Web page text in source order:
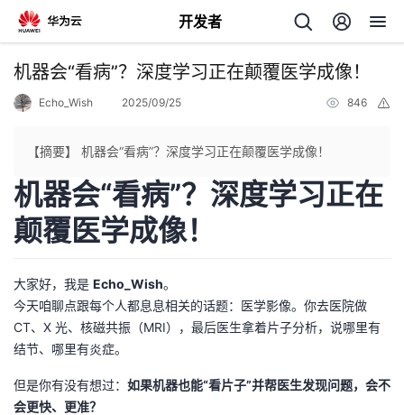
开发者
返
个
主
页
的
开
发
机器会“看病”？深度学习正在颠覆医学成像！
Echo_Wish 2025/09/25 846
【摘要】 机器会“看病”？深度学习正在颠覆医学成像！
机器会“看病”？深度学习正在
颠覆医学成像！
大家好，我是 Echo_Wish。
今天咱聊点跟每个人都息息相关的话题：医学影像。你去医院做
CT、X 光、核磁共振（MRI），最后医生拿着片子分析，说哪里有
结节、哪里有炎症。
但是你有没有想过： 如果机器也能“看片子”并帮医生发现问题，会不
会更快、更准？